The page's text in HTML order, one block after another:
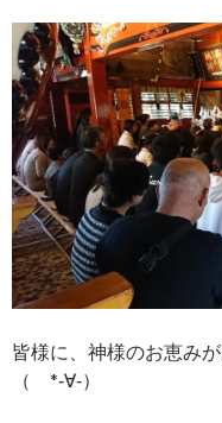
皆様に、神様のお恵み
（ *‐∀‐）